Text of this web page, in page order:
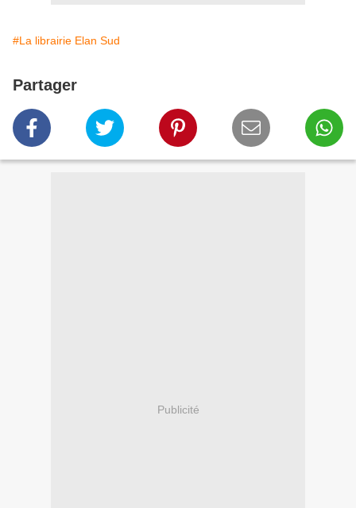
#La librairie Elan Sud
Partager
Publicité